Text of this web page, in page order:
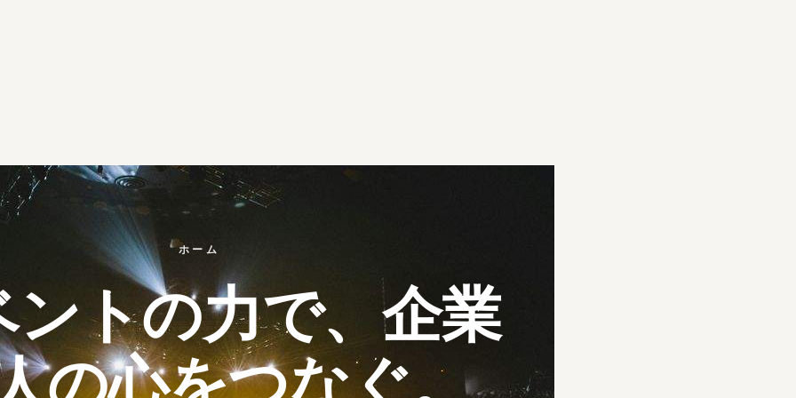
ホーム
トの力で、企業
の心をつなぐ。